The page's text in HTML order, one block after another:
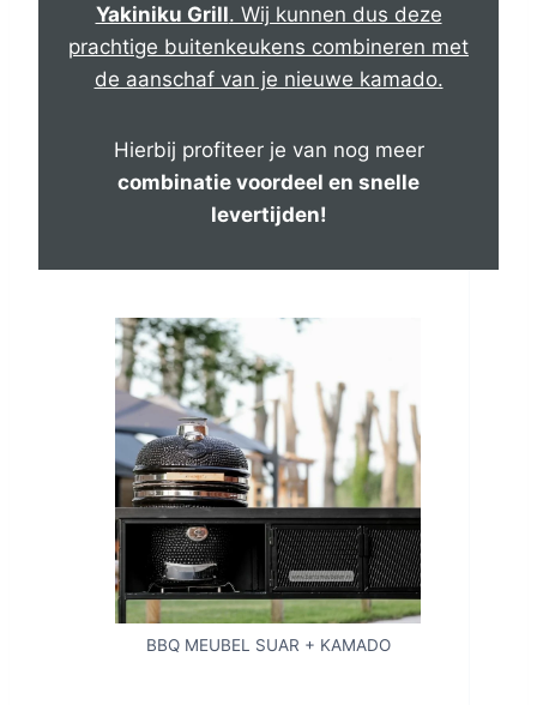
Yakiniku Grill. Wij kunnen dus deze
prachtige buitenkeukens combineren met
de aanschaf van je nieuwe kamado.
Hierbij profiteer je van nog meer
combinatie voordeel en snelle
levertijden!
BBQ MEUBEL SUAR + KAMADO